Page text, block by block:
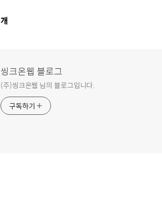
개
씽크온웹 블로그
(주)씽크온웹 님의 블로그입니다.
구독하기